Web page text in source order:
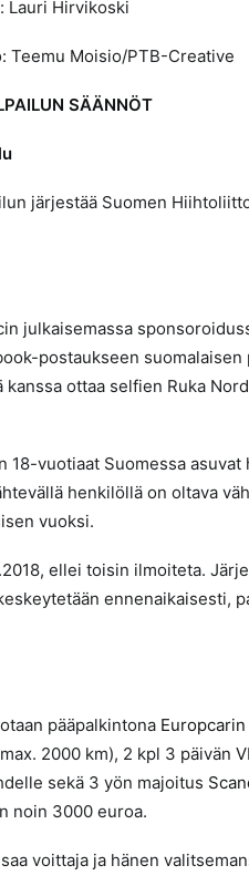
SÄÄNNÖT
järjestää Suomen
julkaisemassa
postaukseen
ottaa selfien Ruka
18-vuotiaat Suomessa
henkilöllä on oltava
vuoksi.
ellei toisin ilmoiteta.
ennenaikaisesti,
pääpalkintona Europcarin
2000 km), 2 kpl 3 päivän
sekä 3 yön majoitus
noin 3000 euroa.
voittaja ja hänen